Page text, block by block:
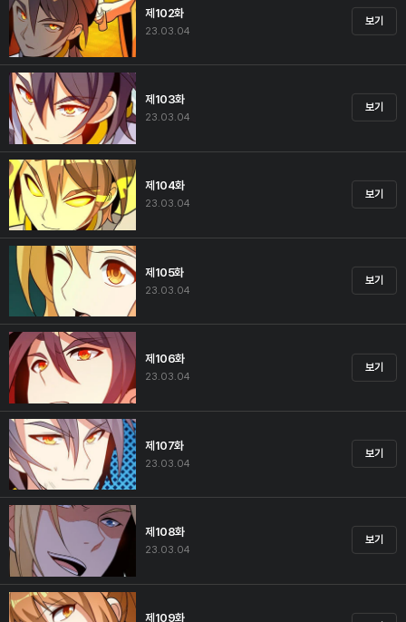
제102화
23.03.04
보기
제103화
23.03.04
보기
제104화
23.03.04
보기
제105화
23.03.04
보기
제106화
23.03.04
보기
제107화
23.03.04
보기
제108화
23.03.04
보기
제109화